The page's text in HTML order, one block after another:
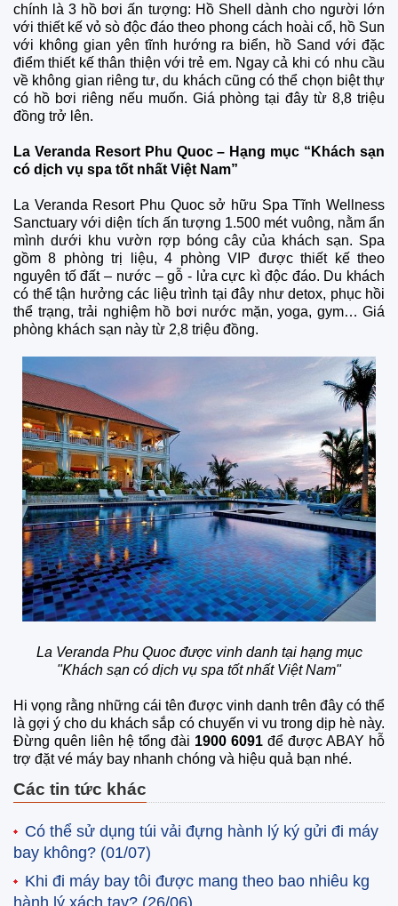
chính là 3 hồ bơi ấn tượng: Hồ Shell dành cho người lớn
với thiết kế vỏ sò độc đáo theo phong cách hoài cổ, hồ Sun
với không gian yên tĩnh hướng ra biển, hồ Sand với đặc
điểm thiết kế thân thiện với trẻ em. Ngay cả khi có nhu cầu
về không gian riêng tư, du khách cũng có thể chọn biệt thự
có hồ bơi riêng nếu muốn. Giá phòng tại đây từ 8,8 triệu
đồng trở lên.
La Veranda Resort Phu Quoc – Hạng mục “Khách sạn
có dịch vụ spa tốt nhất Việt Nam”
La Veranda Resort Phu Quoc sở hữu Spa Tĩnh Wellness
Sanctuary với diện tích ấn tượng 1.500 mét vuông, nằm ẩn
mình dưới khu vườn rợp bóng cây của khách sạn. Spa
gồm 8 phòng trị liệu, 4 phòng VIP được thiết kế theo
nguyên tố đất – nước – gỗ - lửa cực kì độc đáo. Du khách
có thể tận hưởng các liệu trình tại đây như detox, phục hồi
thể trạng, trải nghiệm hồ bơi nước mặn, yoga, gym… Giá
phòng khách sạn này từ 2,8 triệu đồng.
La Veranda Phu Quoc được vinh danh tại hạng mục
"Khách sạn có dịch vụ spa tốt nhất Việt Nam"
Hi vọng rằng những cái tên được vinh danh trên đây có thể
là gợi ý cho du khách sắp có chuyến vi vu trong dịp hè này.
Đừng quên liên hệ tổng đài 1900 6091 để được ABAY hỗ
trợ đặt vé máy bay nhanh chóng và hiệu quả bạn nhé.
Các tin tức khác
Có thể sử dụng túi vải đựng hành lý ký gửi đi máy
bay không? (01/07)
Khi đi máy bay tôi được mang theo bao nhiêu kg